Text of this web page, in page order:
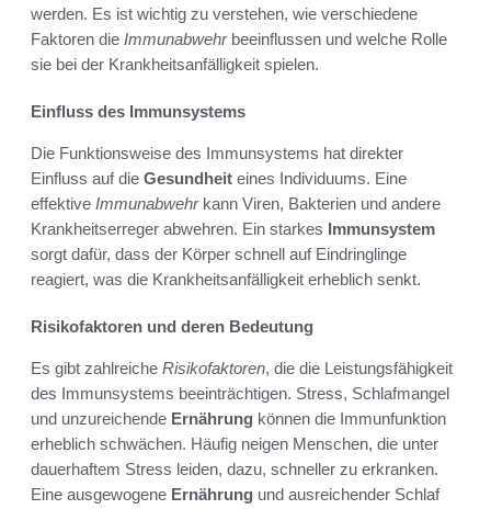
werden. Es ist wichtig zu verstehen, wie verschiedene
Faktoren die Immunabwehrbeeinflussen und welche Rolle
sie bei der Krankheitsanfälligkeit spielen.
Einfluss des Immunsystems
Die Funktionsweise des Immunsystems hat direkter
Einfluss auf die Gesundheit eines Individuums. Eine
effektive Immunabwehrkann Viren, Bakterien und andere
Krankheitserreger abwehren. Ein starkes Immunsystem
sorgt dafür, dass der Körper schnell auf Eindringlinge
reagiert, was die Krankheitsanfälligkeit erheblich senkt.
Risikofaktoren und deren Bedeutung
Es gibt zahlreiche Risikofaktoren, die die Leistungsfähigkeit
des Immunsystems beeinträchtigen. Stress, Schlafmangel
und unzureichende Ernährung können die Immunfunktion
erheblich schwächen. Häufig neigen Menschen, die unter
dauerhaftem Stress leiden, dazu, schneller zu erkranken.
Eine ausgewogene Ernährung und ausreichender Schlaf